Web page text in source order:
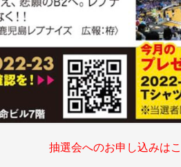
抽選会へのお申し込みは